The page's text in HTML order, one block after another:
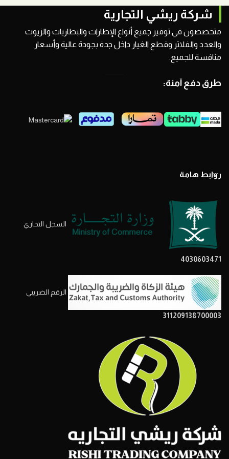
شركة ريشي التجارية
متخصصون في توفير جميع أنواع الإطارات والبطاريات والزيوت
والعدد والفلاتر وقطع الغيار داخل جدة بجودة عالية وأسعار
منافسة للجميع.
طرق دفع آمنة:
روابط هامة
السجل التحاري
4030603471
الرقم الضريبي
311209138700003